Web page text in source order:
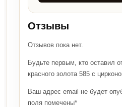
Отзывы
Отзывов пока нет.
Будьте первым, кто оставил
красного золота 585 с
Ваш адрес email не будет
поля помечены*